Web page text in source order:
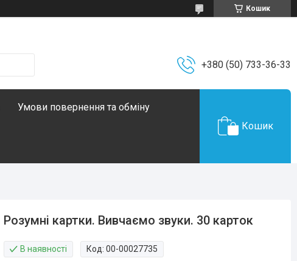
Кошик
+380 (50) 733-36-33
Умови повернення та обміну
Кошик
Розумні картки. Вивчаємо звуки. 30 карток
В наявності Код:00-00027735